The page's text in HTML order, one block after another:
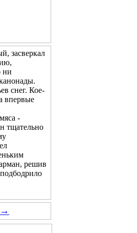
засверкал
ни
снег. Кое-
впервые
-
тщательно
решив
→